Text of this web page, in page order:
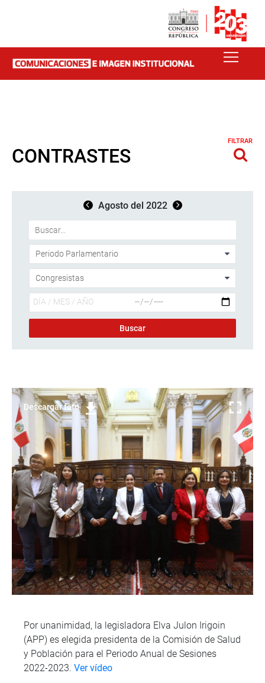
CONTRASTES
FILTRAR
Agosto del 2022
Descargar foto
Por unanimidad, la legisladora Elva Julon Irigoin
(APP) es elegida presidenta de la Comisión de Salud
y Población para el Periodo Anual de Sesiones
2022-2023. Ver vídeo